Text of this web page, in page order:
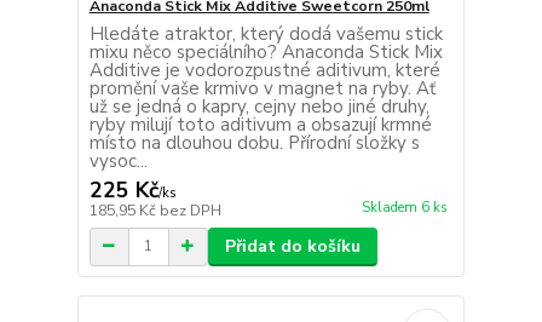
Anaconda Stick Mix Additive Sweetcorn 250ml
Hledáte atraktor, který dodá vašemu stick
mixu něco speciálního? Anaconda Stick Mix
Additive je vodorozpustné aditivum, které
promění vaše krmivo v magnet na ryby. Ať
už se jedná o kapry, cejny nebo jiné druhy,
ryby milují toto aditivum a obsazují krmné
místo na dlouhou dobu. Přírodní složky s
vysoc...
225 Kč/ks
185,95 Kč bez DPH Skladem 6 ks
Přidat do košíku